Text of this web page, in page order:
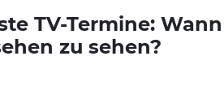
TV-Termine:
zu sehen?